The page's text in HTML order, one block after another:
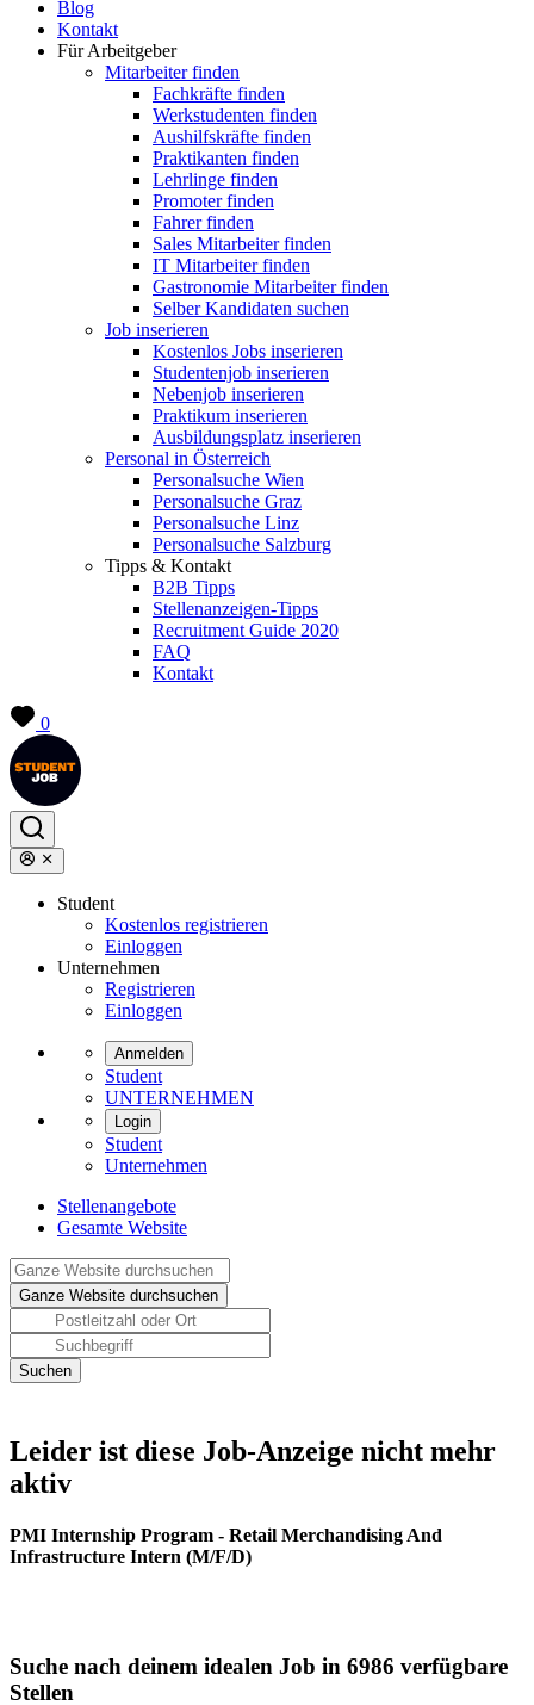
Blog
Kontakt
Für Arbeitgeber
Mitarbeiter finden
Fachkräfte finden
Werkstudenten finden
Aushilfskräfte finden
Praktikanten finden
Lehrlinge finden
Promoter finden
Fahrer finden
Sales Mitarbeiter finden
IT Mitarbeiter finden
Gastronomie Mitarbeiter finden
Selber Kandidaten suchen
Job inserieren
Kostenlos Jobs inserieren
Studentenjob inserieren
Nebenjob inserieren
Praktikum inserieren
Ausbildungsplatz inserieren
Personal in Österreich
Personalsuche Wien
Personalsuche Graz
Personalsuche Linz
Personalsuche Salzburg
Tipps & Kontakt
B2B Tipps
Stellenanzeigen-Tipps
Recruitment Guide 2020
FAQ
Kontakt
0
Student
Kostenlos registrieren
Einloggen
Unternehmen
Registrieren
Einloggen
Anmelden
Student
UNTERNEHMEN
Login
Student
Unternehmen
Stellenangebote
Gesamte Website
Leider ist diese Job-Anzeige nicht mehr
aktiv
PMI Internship Program - Retail Merchandising And
Infrastructure Intern (M/F/D)
Suche nach deinem idealen Job in 6986 verfügbare
Stellen